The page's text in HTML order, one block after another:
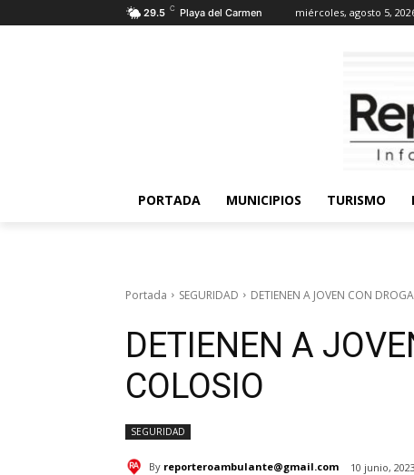
29.5 C Playa del Carmen miércoles, agosto 5,
PORTADA MUNICIPIOS TURISMO
Portada SEGURIDAD DETIENEN A JOVEN CON
DETIENEN A
COLOSIO
SEGURIDAD
By reporteroambulante@gmail.com 10 junio, 2023